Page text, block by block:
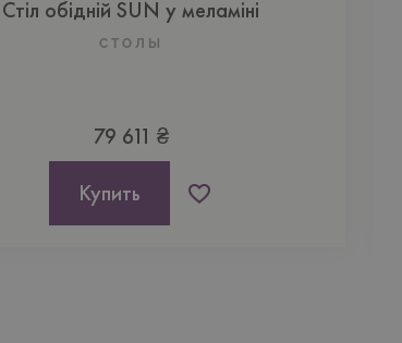
Стіл обідній SUN у меламіні
СТОЛЫ
79 611 ₴
Купить